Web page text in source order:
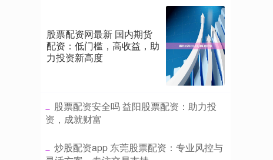
股票配资网最新 国内期货
配资：低门槛，高收益，助
力投资新高度
​股票配资安全吗 益阳股票配资：助力投
资，成就财富
​炒股配资app 东莞股票配资：专业风控与